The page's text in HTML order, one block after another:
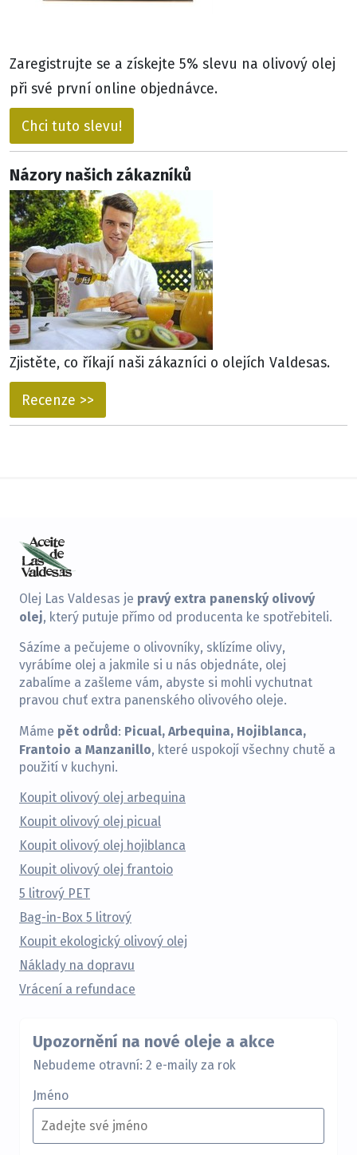
Zaregistrujte se a získejte 5% slevu na olivový olej
při své první online objednávce.
Chci tuto slevu!
Názory našich zákazníků
Zjistěte, co říkají naši zákazníci o olejích Valdesas.
Recenze >>
Olej Las Valdesas je pravý extra panenský olivový
olej, který putuje přímo od producenta ke spotřebiteli.
Sázíme a pečujeme o olivovníky, sklízíme olivy,
vyrábíme olej a jakmile si u nás objednáte, olej
zabalíme a zašleme vám, abyste si mohli vychutnat
pravou chuť extra panenského olivového oleje.
Máme pět odrůd: Picual, Arbequina, Hojiblanca,
Frantoio a Manzanillo, které uspokojí všechny chutě a
použití v kuchyni.
Koupit olivový olej arbequina
Koupit olivový olej picual
Koupit olivový olej hojiblanca
Koupit olivový olej frantoio
5 litrový PET
Bag-in-Box 5 litrový
Koupit ekologický olivový olej
Náklady na dopravu
Vrácení a refundace
Upozornění na nové oleje a akce
Nebudeme otravní: 2 e-maily za rok
Jméno